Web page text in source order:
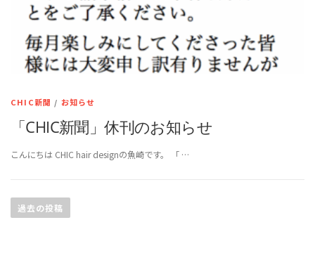
CHIC新聞 / お知らせ
「CHIC新聞」休刊のお知らせ
こんにちは CHIC hair designの魚崎です。 「 …
稿
過去の投稿